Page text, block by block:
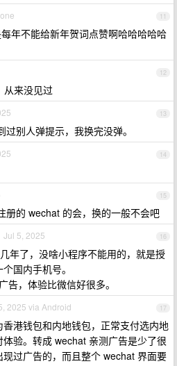
11
年不能给新年贺词点赞啊哈哈哈哈哈
12
从来没见过
13
过别人弹提示，我换完没弹。
14
15
册的 wechat 的会，换的一般不会吧
16
Jul 5, 2025
年了，没啥小程序不能用的，就是授
国内手机号。
告，体验比微信好很多。
17
2025 via Android
港钱包和内地钱包，正常支付选内地
验。转成 wechat 亲测广告是少了很
过广告的，而且整个 wechat 界面要